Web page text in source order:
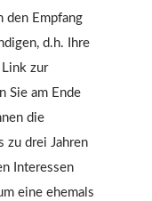
den Empfang
d.h. Ihre
zur
Sie am Ende
die
zu drei Jahren
Interessen
eine ehemals